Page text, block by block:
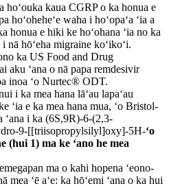
hoʻouka kaua CGRP o ka honua e
hoʻoheheʻe waha i hoʻopaʻa ʻia a
honua e hiki ke hoʻohana ʻia no ka
nā hōʻeha migraine koʻikoʻi.
ka US Food and Drug
aku ʻana o nā papa remdesivir
inoa ʻo Nurtec® ODT.
i ka mea hana lāʻau lapaʻau
ʻia e ka mea hana mua, ʻo Bristol-
ʻana i ka (6S,9R)-6-(2,3-
9-[[triisopropylsilyl]oxy]-5H-ʻo
(hui 1) ma ke ʻano he mea
ma o kahi hopena ʻeono-
mea ʻē aʻe: ka hōʻemi ʻana o ka hui